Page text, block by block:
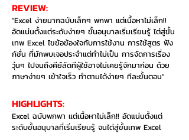
REVIEW:
"Excel ง่ายมากฉบับเล็กๆ พกพา แต่เนื้อหาไม่เล็ก!!
อัดแน่นตั้งแต่ระดับง่ายๆ ขั้นอนุบาลเริ่มเรียนรู้ ไต่สู่ขั้น
เทพ Excel ไขข้อข้องใจกับการใช้งาน การใช้สูตร ฟัง
ก์ชั่น ที่มักพบเจอประจำแต่ทำไม่เป็น การจัดการเรื่อง
วุ่นๆ ไปจนถึงคีย์ลัดทีผู้ใช้อาจไม่เคยรู้จักมาก่อน ด้วย
ภาษาง่ายๆ เข้าใจเร็ว ทำตามได้ง่ายๆ ทีละขั้นตอน"
HIGHLIGHTS:​
Excel ฉบับพกพา แต่เนื้อหาไม่เล็ก!! อัดแน่นตั้งแต่
ระดับขั้นอนุบาลที่เริ่มเรียนรู้ จนไต่สู่ขั้นเทพ Excel